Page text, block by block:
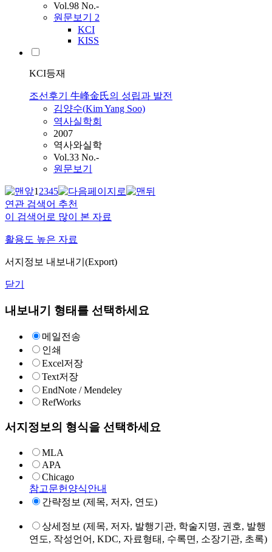
Vol.98 No.-
원문보기 2
KCI
KISS
KCI등재
조선후기 牛峰金氏의 성립과 발전
김양수(KimYang Soo)
역사실학회
2007
역사와실학
Vol.33 No.-
원문보기
12345
연관 검색어 추천
이 검색어로 많이 본 자료
활용도 높은 자료
서지정보 내보내기(Export)
닫기
내보내기 형태를 선택하세요
메일전송
인쇄
Excel저장
Text저장
EndNote / Mendeley
RefWorks
서지정보의 형식을 선택하세요
MLA
APA
Chicago
참고문헌양식안내
간략정보 (제목, 저자, 연도)
상세정보 (제목, 저자, 발행기관, 학술지명, 권호, 발행
연도, 작성언어, KDC, 자료형태, 수록면, 소장기관, 초록)